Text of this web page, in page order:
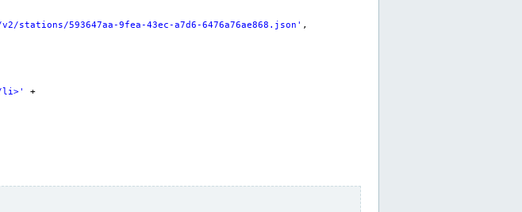
593647aa-9fea-43ec-a7d6-6476a76ae868.json ' ,
li>'
+